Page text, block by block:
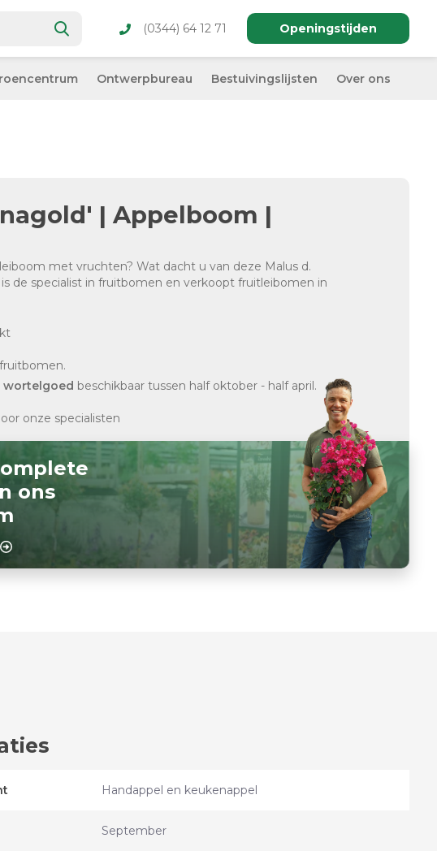
(0344) 64 12 71 Openingstijden
Ontwerpbureau Bestuivingslijsten Over ons
| Appelboom |
met vruchten? Wat dacht u van deze Malus d.
de specialist in fruitbomen en verkoopt fruitleibomen in
wortelgoed beschikbaar tussen half oktober - half april.
onze specialisten
ons
Handappel en keukenappel
September